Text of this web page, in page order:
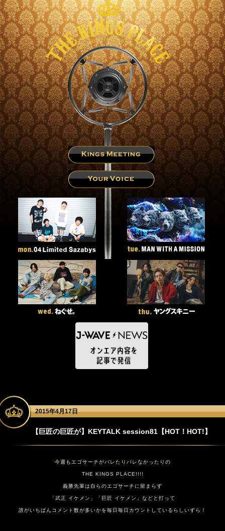
2015年4月17日
【巨匠の巨匠が】KEYTALK session81【HOT！HOT!】
今週もエゴサーチがバレたりバレなかったりの
THE KINGS PLACE!!!!
義勝先輩は自らのエゴサーチに留まらず
「武正 イケメン」「巨匠 イケメン」などと打って
誰がいちばんコメント数が多いかを毎日毎日カウントしているらしいずら！